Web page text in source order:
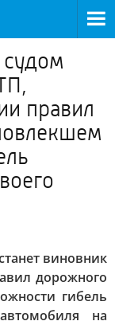
правил
виновник
дорожного
гибель
на